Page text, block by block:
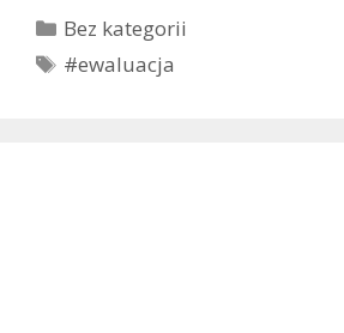
Kategorie
Bez kategorii
Tagi
#ewaluacja